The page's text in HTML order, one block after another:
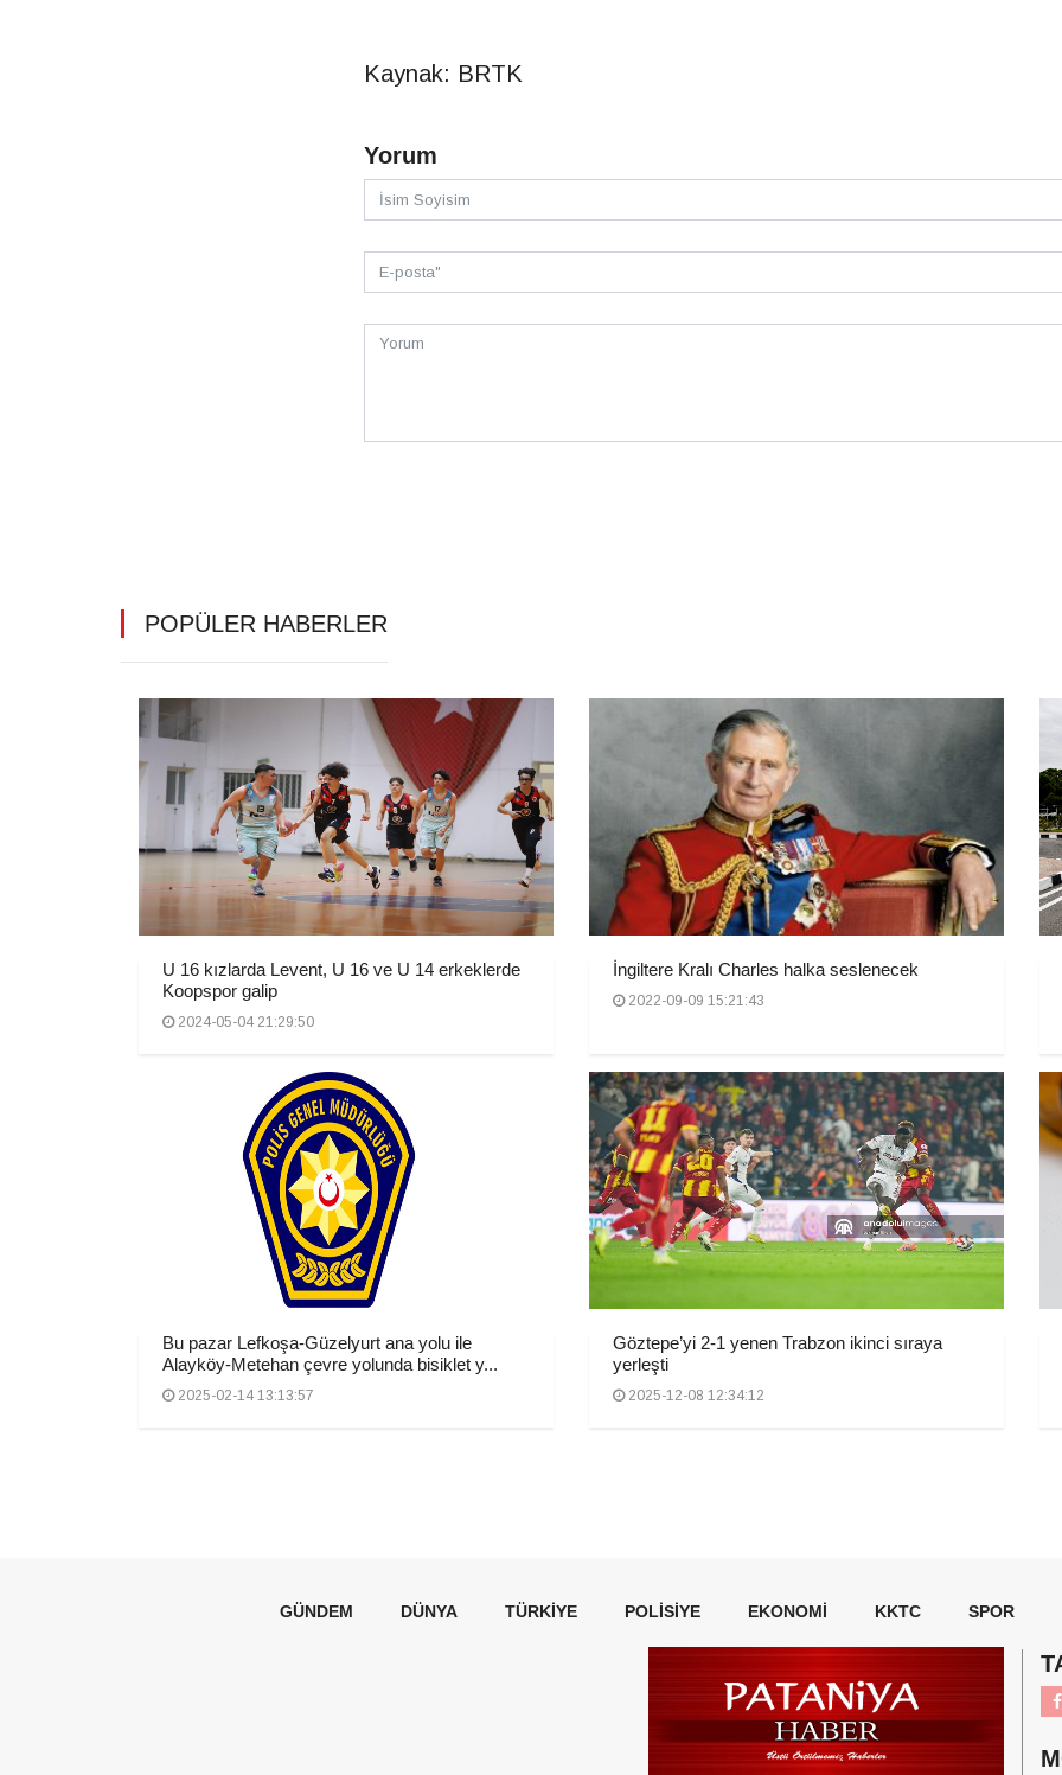
Kaynak: BRTK
Yorum
POPÜLER HABERLER
U 16 kızlarda Levent, U 16 ve U 14 erkeklerde
Koopspor galip
2024-05-04 21:29:50
İngiltere Kralı Charles halka seslenecek
2022-09-09 15:21:43
Bu pazar Lefkoşa-Güzelyurt ana yolu ile
Alayköy-Metehan çevre yolunda bisiklet y...
2025-02-14 13:13:57
Göztepe’yi 2-1 yenen Trabzon ikinci sıraya
yerleşti
2025-12-08 12:34:12
GÜNDEM DÜNYA TÜRKIYE POLISIYE EKONOMI KKTC SPOR